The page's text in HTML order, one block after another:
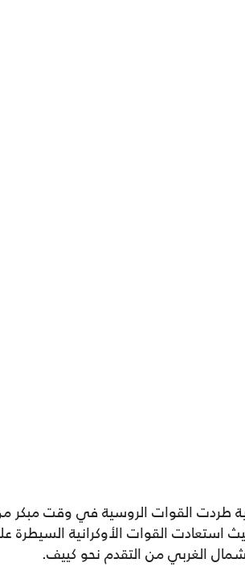
طردت القوات الروسية في وقت مبكر
استعادت القوات الأوكرانية السيطرة
الغربي من التقدم نحو كييف.